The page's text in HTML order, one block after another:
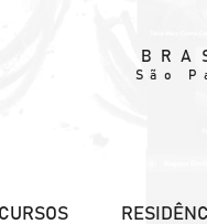
São
CURSOS